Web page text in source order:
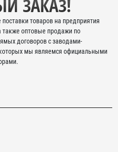
ЗАКАЗ!
товаров на предприятия
также оптовые продажи по
договоров с заводами-
мы являемся официальными